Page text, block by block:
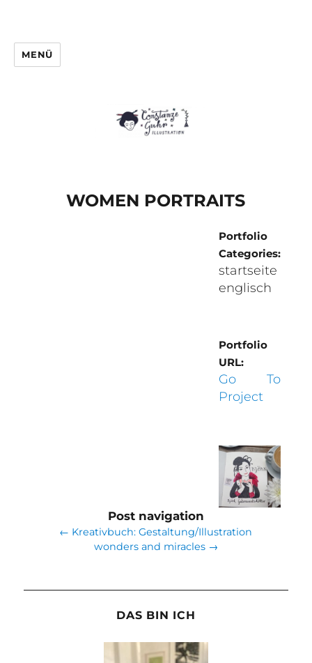
MENÜ
WOMEN PORTRAITS
Portfolio
Categories:
startseite
englisch
Portfolio
URL:
Go To
Project
Post navigation
← Kreativbuch: Gestaltung/Illustration
wonders and miracles →
DAS BIN ICH